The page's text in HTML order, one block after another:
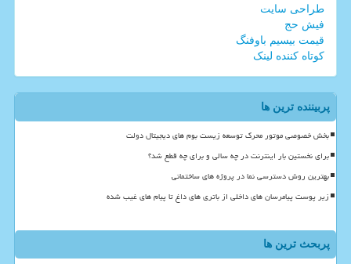
طراحی سایت
فیش حج
قیمت بیسیم باوفنگ
کوتاه کننده لینک
پربیننده ترین ها
بخش خصوصی موتور محرک توسعه زیست بوم های دیجیتال دولت
برای نخستین بار اینترنت در چه سالی و برای چه قطع شد؟
بهترین روش دسترسی نما در پروژه های ساختمانی
زیر پوست پیامرسان های داخلی از باتری های داغ تا پیام های غیب شده
پربحث ترین ها